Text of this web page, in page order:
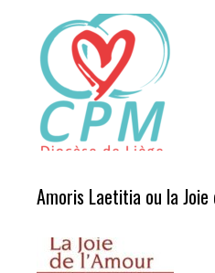
Amoris Laetitia ou la Joie